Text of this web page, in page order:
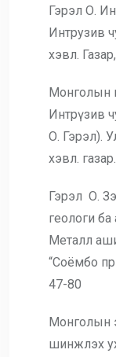
Гэрэл О.
Интрузив
хэвл.
Монголын
Интрүзив
О. Гэрэл).
хэвл.
Гэрэл О.
геологи
Металл
“Соёмбо
47-80
Монголын
шинжлэх